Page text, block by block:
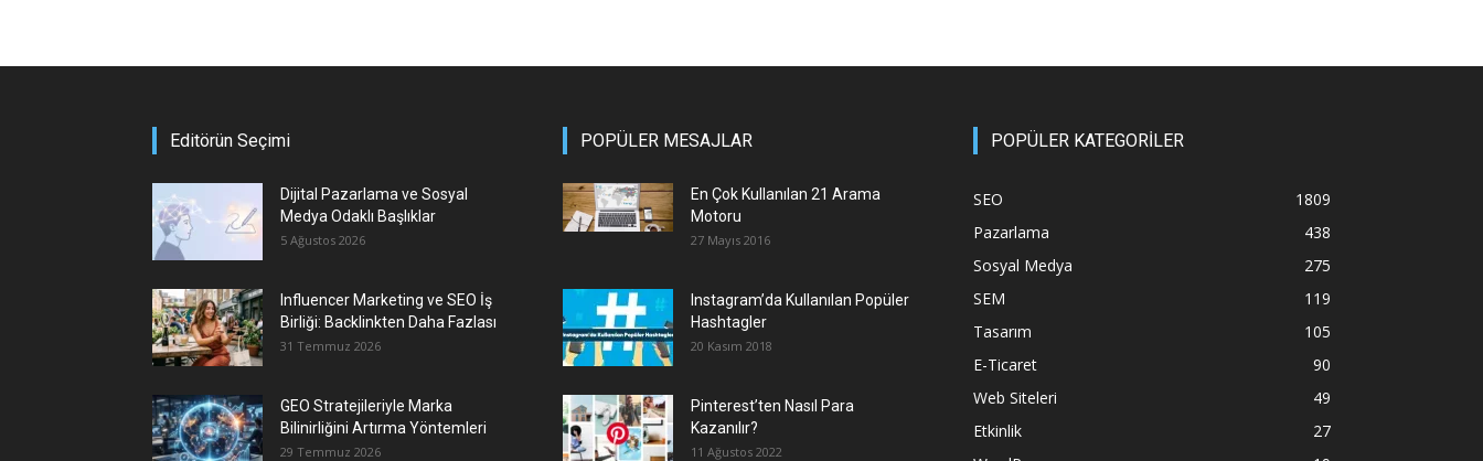
Editörün Seçimi
Dijital Pazarlama ve Sosyal
Medya Odaklı Başlıklar
5 Ağustos 2026
Influencer Marketing ve SEO İş
Birliği: Backlinkten Daha Fazlası
31 Temmuz 2026
GEO Stratejileriyle Marka
Bilinirliğini Artırma Yöntemleri
29 Temmuz 2026
POPÜLER MESAJLAR
En Çok Kullanılan 21 Arama
Motoru
27 Mayıs 2016
Instagram’da Kullanılan Popüler
Hashtagler
20 Kasım 2018
Pinterest’ten Nasıl Para
Kazanılır?
11 Ağustos 2022
POPÜLER KATEGORİLER
SEO
1809
Pazarlama
438
Sosyal Medya
275
SEM
119
Tasarım
105
E-Ticaret
90
Web Siteleri
49
Etkinlik
27